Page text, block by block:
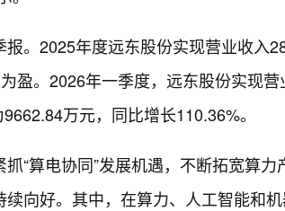
。2025年度远东股份实现营业收入
盈。2026年一季度，远东股份实现
万元，同比增长110.36%。
“算电协同”发展机遇，不断拓宽算
向好。其中，在算力、人工智能和